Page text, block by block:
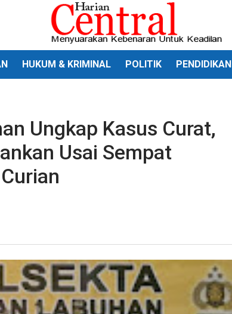
HUKUM & KRIMINAL POLITIK PENDIDIKAN
Ungkap Kasus Curat,
Usai Sempat